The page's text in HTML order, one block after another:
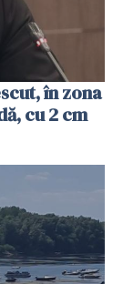
în zona
cu 2 cm